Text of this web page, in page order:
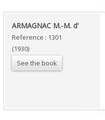
‎ARMAGNAC M.-M. d' ‎
Reference : 1301
(1930)
See the book